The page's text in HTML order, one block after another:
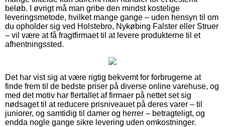
beløb. I øvrigt må man gribe den mindst kostelige
leveringsmetode, hvilket mange gange – uden hensyn til om
du opholder sig ved Holstebro, Nykøbing Falster eller Struer
– vil være at få fragtfirmaet til at levere produkterne til et
afhentningssted.
Det har vist sig at være rigtig bekvemt for forbrugerne at
finde frem til de bedste priser på diverse online varehuse, og
med det motiv har flertallet af firmaer på nettet set sig
nødsaget til at reducere prisniveauet på deres varer – til
juniorer, og samtidig til damer og herrer – betragteligt, og
endda nogle gange sikre levering uden omkostninger.